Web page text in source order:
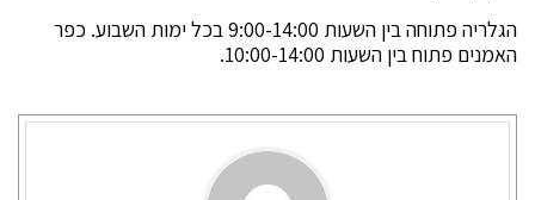
הגלריה פתוחה בין השעות 9:00-14:00 בכל ימות השבוע. כפר
האמנים פתוח בין השעות 10:00-14:00.